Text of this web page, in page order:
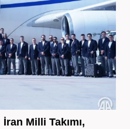
Milli Takımı,